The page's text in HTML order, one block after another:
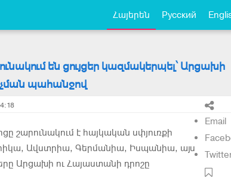
Հայերեն Русский
են ցույցեր կազմակերպել՝ Արցախի
պահանջով
Email
շարունակում է հայկական սփյուռքի
Ավստրիա, Գերմանիա, Իսպանիա, այս
Արցախի ու Հայաստանի դրոշը